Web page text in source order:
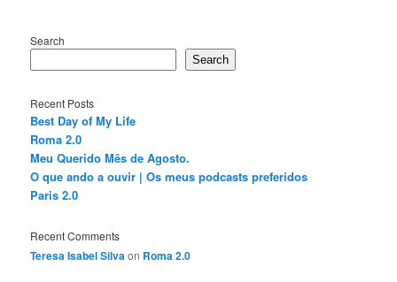
Search
Search
Recent Posts
Best Day of My Life
Roma 2.0
Meu Querido Mês de Agosto.
O que ando a ouvir | Os meus podcasts preferidos
Paris 2.0
Recent Comments
Teresa Isabel Silvaon Roma 2.0